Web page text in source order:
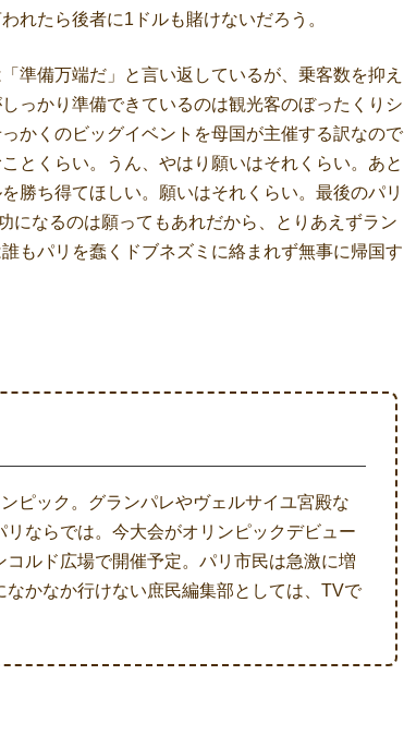
れたら後者に1ドルも賭けないだろう。
準備万端だ」と言い返しているが、乗客数を抑え
っかり準備できているのは観光客のぼったくりシ
かくのビッグイベントを母国が主催する訳なので
とくらい。うん、やはり願いはそれくらい。あと
勝ち得てほしい。願いはそれくらい。最後のパリ
になるのは願ってもあれだから、とりあえずラン
もパリを蠢くドブネズミに絡まれず無事に帰国す
ピック。グランパレやヴェルサイユ宮殿な
ならでは。今大会がオリンピックデビュー
ルド広場で開催予定。パリ市民は急激に増
かなか行けない庶民編集部としては、TVで